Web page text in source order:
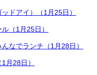
ドアイ）（1月25日）
（1月25日）
なでランチ（1月28日）
月28日）